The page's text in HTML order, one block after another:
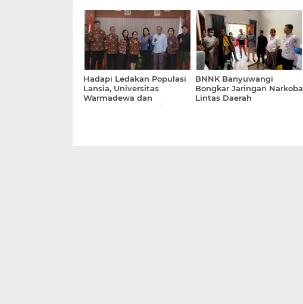
dan Terkesan Kucing -
Kucingan dengan Media
untuk Pemerintah Daerah
Hadapi Ledakan Populasi
Lansia, Universitas
Warmadewa dan
Kemendukbangga/BKKBN
BNNK Banyuwangi
Bongkar Jaringan Narkoba
Lintas Daerah